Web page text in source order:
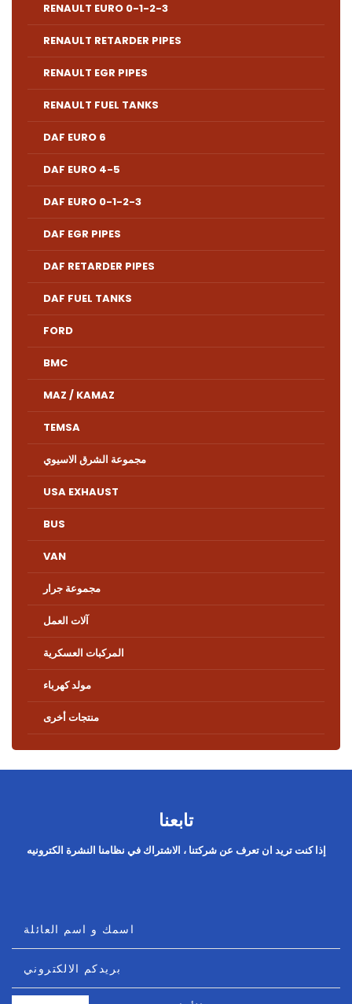
RENAULT EURO 0-1-2-3
RENAULT RETARDER PIPES
RENAULT EGR PIPES
RENAULT FUEL TANKS
DAF EURO 6
DAF EURO 4-5
DAF EURO 0-1-2-3
DAF EGR PIPES
DAF RETARDER PIPES
DAF FUEL TANKS
FORD
BMC
MAZ / KAMAZ
TEMSA
مجموعة الشرق الاسيوي
USA EXHAUST
BUS
VAN
مجموعة جرار
آلات العمل
المركبات العسكرية
مولد كهرباء
منتجات أخرى
تابعنا
إذا كنت تريد ان تعرف عن شركتنا ، الاشتراك في نظامنا النشرة الكترونيه
اسمك و اسم العائلة
بريدكم الالكتروني